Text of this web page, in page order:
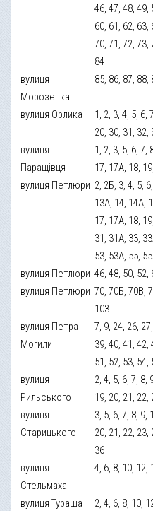
46, 47, 48, 49,
60, 61, 62, 63,
70, 71, 72, 73,
84
вулиця
Морозенка
85, 86, 87, 88,
вулиця Орлика
1, 2, 3, 4, 5, 6,
20, 30, 31, 32,
вулиця
Паращівця
1, 2, 3, 5, 6, 7,
17, 17А, 18,
вулиця Петлюри 2, 2Б, 3, 4, 5,
13А, 14, 14А,
17, 17А, 18,
31, 31А, 33,
53, 53А, 55,
вулиця Петлюри 46, 48, 50, 52,
вулиця Петлюри 70, 70Б, 70В,
103
вулиця Петра
Могили
7, 9, 24, 26,
39, 40, 41, 42,
51, 52, 53, 54,
вулиця
Рильського
2, 4, 5, 6, 7, 8,
19, 20, 21, 22,
вулиця
Старицького
3, 5, 6, 7, 8, 9,
20, 21, 22, 23,
36
вулиця
Стельмаха
4, 6, 8, 10, 12,
вулиця Тураша
2, 4, 6, 8, 10,